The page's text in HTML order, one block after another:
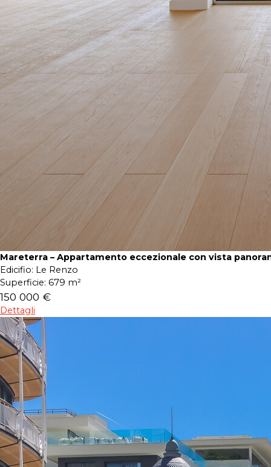
Mareterra – Appartamento eccezionale con vista
Edicifio: Le Renzo
Superficie: 679 m²
150 000 €
Dettagli